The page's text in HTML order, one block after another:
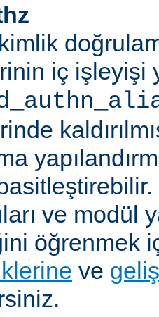
iç işleyişi
ve modül
öğrenmek
ve